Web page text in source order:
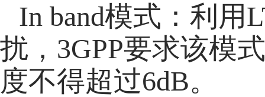
In band模式：利用
扰，3GPP要求该模
度不得超过6dB。